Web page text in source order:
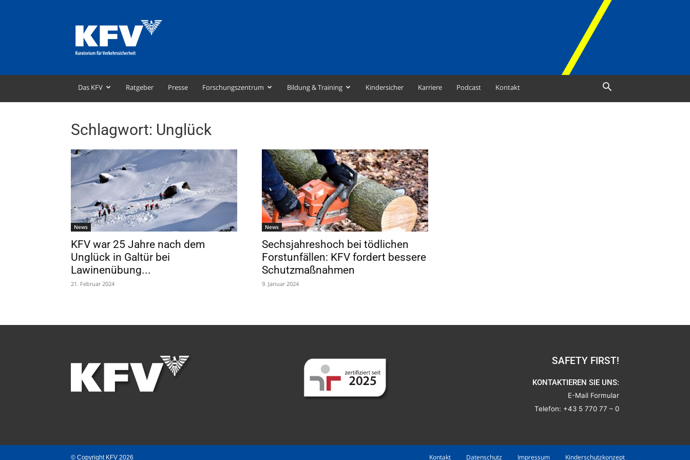
–
Kuratorium
für
Das KFV Ratgeber Presse Forschungszentrum Bildung & Training Kindersicher Karriere Podcast Kontakt
Schlagwort: Unglück
News
KFV war 25 Jahre nach dem
Unglück in Galtür bei
Lawinenübung...
21. Februar 2024
News
Sechsjahreshoch bei tödlichen
Forstunfällen: KFV fordert bessere
Schutzmaßnahmen
9. Januar 2024
SAFETY FIRST!
KONTAKTIEREN SIE UNS:
E-Mail Formular
Telefon: +43 5 770 77 – 0
© Copyright KFV 2026 Kontakt Datenschutz Impressum Kinderschutzkonzept